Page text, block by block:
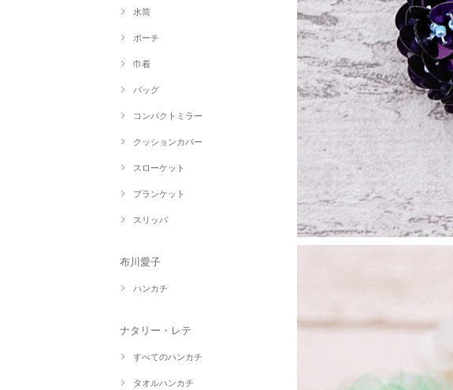
水筒
ポーチ
巾着
バッグ
コンパクトミラー
クッションカバー
スローケット
ブランケット
スリッパ
布川愛子
ハンカチ
ナタリー・レテ
すべてのハンカチ
タオルハンカチ